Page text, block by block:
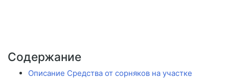
Содержание
Описание Средства от сорняков на участке